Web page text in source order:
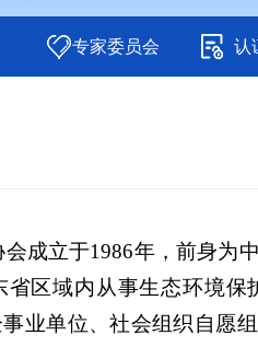
专家委员会 认
会成立于1986年，前身为中
省区域内 从事生态环境保
业单位、社会组织自愿